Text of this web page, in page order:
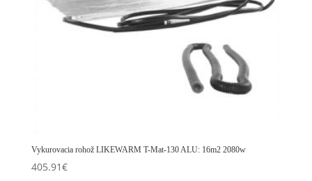
Vykurovacia rohož LIKEWARM T-Mat-130 ALU: 16m2 2080w
405.91€